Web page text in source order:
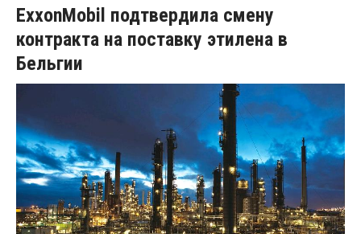
ExxonMobil подтвердила смену
контракта на поставку этилена в
Бельгии